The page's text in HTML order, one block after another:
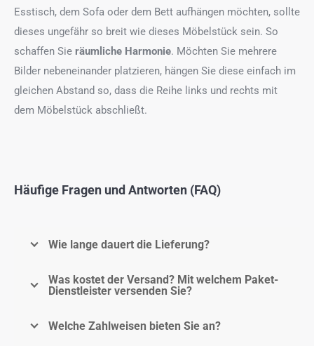
Esstisch, dem Sofa oder dem Bett aufhängen möchten, sollte
dieses ungefähr so breit wie dieses Möbelstück sein. So
schaffen Sie räumliche Harmonie. Möchten Sie mehrere
Bilder nebeneinander platzieren, hängen Sie diese einfach im
gleichen Abstand so, dass die Reihe links und rechts mit
dem Möbelstück abschließt.
Häufige Fragen und Antworten (FAQ)
Wie lange dauert die Lieferung?
Was kostet der Versand? Mit welchem Paket-
Dienstleister versenden Sie?
Welche Zahlweisen bieten Sie an?